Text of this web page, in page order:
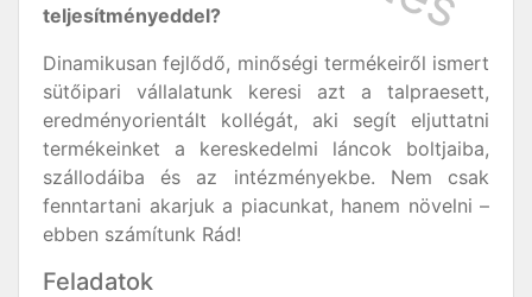
teljesítményeddel?
Dinamikusan fejlődő, minőségi termékeiről ismert
sütőipari vállalatunk keresi azt a talpraesett,
eredményorientált kollégát, aki segít eljuttatni
termékeinket a kereskedelmi láncok boltjaiba,
szállodáiba és az intézményekbe. Nem csak
fenntartani akarjuk a piacunkat, hanem növelni –
ebben számítunk Rád!
Feladatok